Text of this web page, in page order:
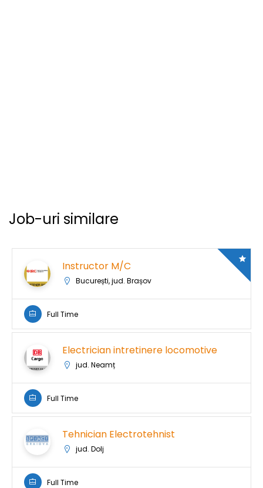
Job-uri similare
Instructor M/C
București, jud. Brașov
Full Time
Electrician intretinere locomotive
jud. Neamț
Full Time
Tehnician Electrotehnist
jud. Dolj
Full Time